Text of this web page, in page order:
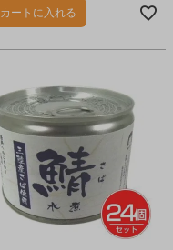
カートに入れる